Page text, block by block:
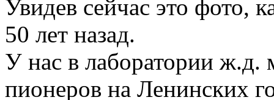
Увидев сейчас это фото,
50 лет назад.
У нас в лаборатории
пионеров на Ленинских